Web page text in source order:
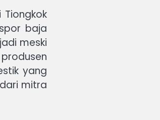
baja
meski
yang
mitra